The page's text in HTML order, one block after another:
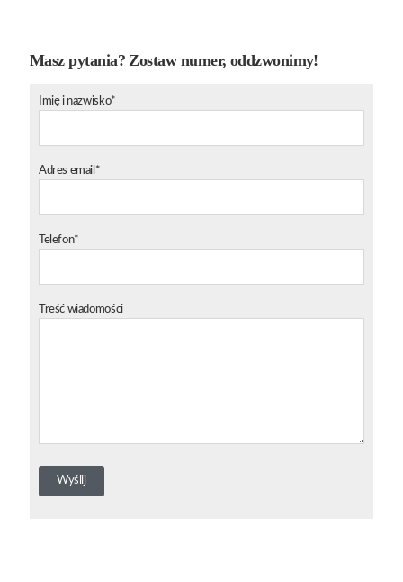
Masz pytania? Zostaw numer, oddzwonimy!
Imię i nazwisko*
Adres email*
Telefon*
Treść wiadomości